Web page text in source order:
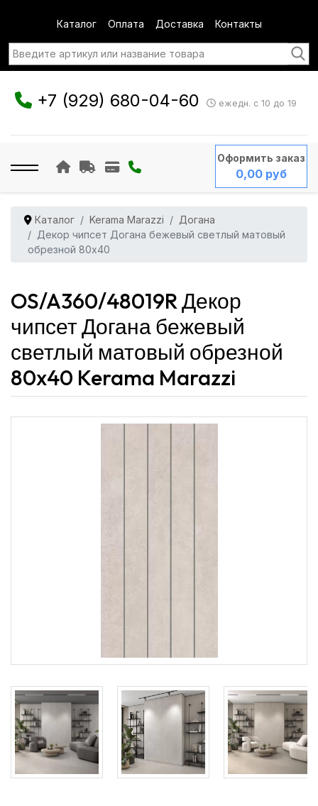
Каталог Оплата Доставка Контакты
+7 (929) 680-04-60 ежедн. с 10 до 19
Оформить заказ
0,00 руб
Каталог Kerama Marazzi
Догана
Декор чипсет Догана бежевый светлый матовый
обрезной 80x40
OS/A360/48019R Декор
чипсет Догана бежевый
светлый матовый обрезной
80x40 Kerama Marazzi